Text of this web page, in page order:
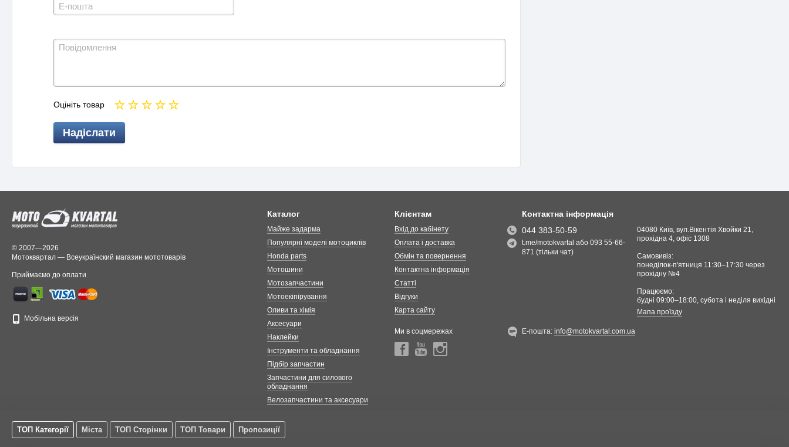
Оцініть товар
Надіслати
© 2007—2026
Мотоквартал — Всеукраїнский магазин мототоварів
Приймаємо до оплати
Мобільна версія
Каталог
Майже задарма
Популярні моделі мотоциклів
Honda parts
Мотошини
Мотозапчастини
Мотоекіпірування
Оливи та хімія
Аксесуари
Наклейки
Інструменти та обладнання
Підбір запчастин
Запчастини для силового
обладнання
Велозапчастини та аксесуари
Клієнтам
Вхід до кабінету
Оплата і доставка
Обмін та повернення
Контактна інформація
Статті
Відгуки
Карта сайту
Ми в соцмережах
Контактна інформація
044 383-50-59
t.me/motokvartal або 093 55-66-
871 (тільки чат)
04080 Київ, вул.Вікентія Хвойки 21,
прохідна 4, офіс 1308
Самовивіз:
понеділок-п'ятниця 11:30–17:30 через
прохідну №4
Працюємо:
будні 09:00–18:00, cубота і неділя вихідні
Мапа проїзду
Е-пошта:info@motokvartal.com.ua
ТОП Категорії Міста ТОП Сторінки ТОП Товари Пропозиції